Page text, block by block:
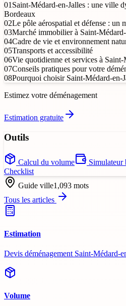
01 Saint-Médard-en-Jalles : une ville
Bordeaux
02Le pôle aérospatial et défense : un
03Marché immobilier à Saint-
04Cadre de vie et environnement
05Transports et accessibilité
06Vie quotidienne et services à Saint-
07Conseils pratiques pour votre
08Pourquoi choisir Saint-Médard-en-
Estimez votre déménagement
Estimation gratuite
Outils
Calcul du volume Simulateur
Checklist
Guide ville1,093 mots
Tous les articles
Estimation
Devis déménagement Saint-Médard-
Volume